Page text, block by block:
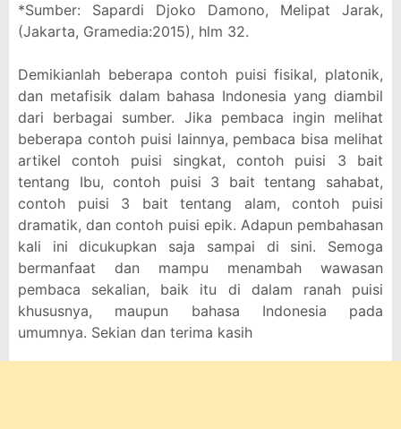
*Sumber: Sapardi Djoko Damono, Melipat Jarak,
(Jakarta, Gramedia:2015), hlm 32.
Demikianlah beberapa contoh puisi fisikal, platonik,
dan metafisik dalam bahasa Indonesia yang diambil
dari berbagai sumber. Jika pembaca ingin melihat
beberapa contoh puisi lainnya, pembaca bisa melihat
artikel contoh puisi singkat, contoh puisi 3 bait
tentang Ibu, contoh puisi 3 bait tentang sahabat,
contoh puisi 3 bait tentang alam, contoh puisi
dramatik, dan contoh puisi epik. Adapun pembahasan
kali ini dicukupkan saja sampai di sini. Semoga
bermanfaat dan mampu menambah wawasan
pembaca sekalian, baik itu di dalam ranah puisi
khususnya, maupun bahasa Indonesia pada
umumnya. Sekian dan terima kasih